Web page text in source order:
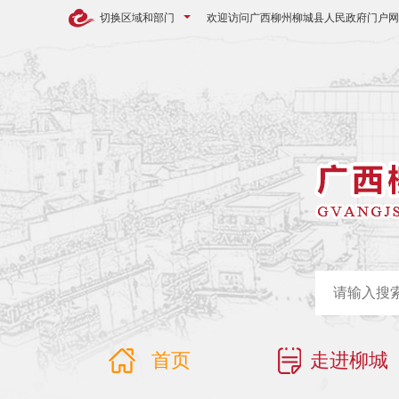
切换区域和部门 欢迎访问广西柳州柳城县人民政府门户
首页 走进柳城